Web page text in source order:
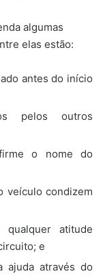
algumas
elas estão:
antes do início
pelos outros
o nome do
veículo condizem
atitude
e
ajuda através do